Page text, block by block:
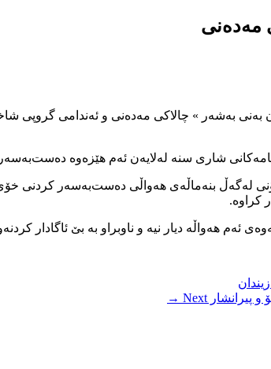
مه‌ده‌نی
٢٧١٩ی كوردی، « شادمان به‌نی به‌شه‌ر » چالاكی مه‌ده‌نی و
شاری سنه‌ له‌لایه‌ن ئه‌م هێزه‌وه‌
له‌گه‌ڵ بنه‌ماڵه‌ی هه‌واڵی ده‌ست‌به‌سه‌ر كردنی
كراوه‌.
ئه‌م هه‌واڵه‌ دیار نیه‌ و ناوبراو به‌ بێ ئاگادار
Next →